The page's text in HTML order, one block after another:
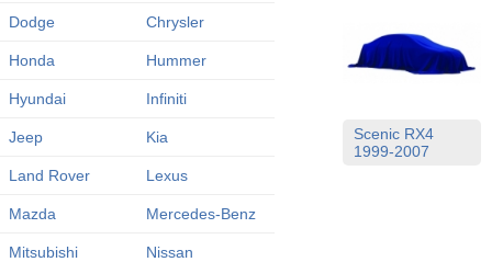
Dodge Chrysler
Honda Hummer
Hyundai Infiniti
Jeep Kia
Land Rover Lexus
Mazda Mercedes-Benz
Mitsubishi Nissan
Scenic RX4
1999-2007